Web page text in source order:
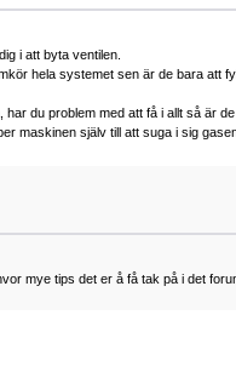
i att byta ventilen.
hela systemet sen är de bara att
du problem med att få i allt så är de
maskinen själv till att suga i sig
mye tips det er å få tak på i det